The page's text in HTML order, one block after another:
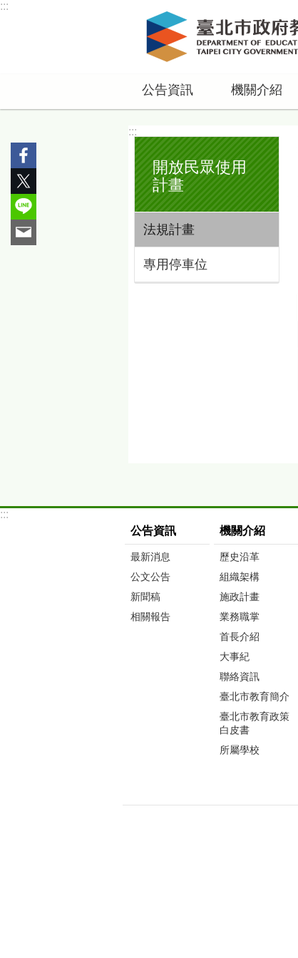
跳到主要內容區塊
:::
公告資訊 機關介紹
:::
開放民眾使用
計畫
法規計畫
專用停車位
:::
公告資訊
最新消息
公文公告
新聞稿
相關報告
機關介紹
歷史沿革
組織架構
施政計畫
業務職掌
首長介紹
大事紀
聯絡資訊
臺北市教育簡介
臺北市教育政策
白皮書
所屬學校